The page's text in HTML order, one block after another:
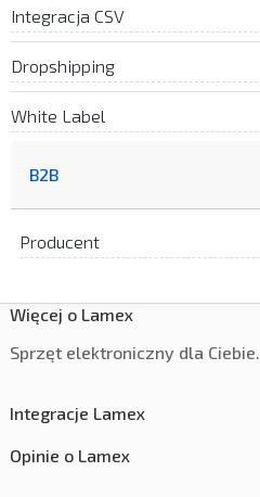
Integracja CSV
Dropshipping
White Label
B2B
Producent
Więcej o Lamex
Sprzęt elektroniczny dla Ciebie.
Integracje Lamex
Opinie o Lamex